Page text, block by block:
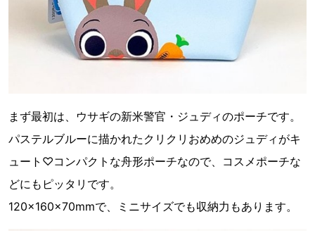
まず最初は、ウサギの新米警官・ジュディのポーチです。
パステルブルーに描かれたクリクリおめめのジュディがキ
ュート♡コンパクトな舟形ポーチなので、コスメポーチな
どにもピッタリです。
120×160×70mmで、ミニサイズでも収納力もあります。